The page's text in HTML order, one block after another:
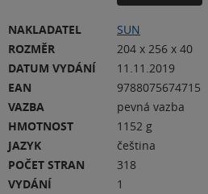
NAKLADATEL
SUN
ROZMĚR
204 x 256 x 40
DATUM VYDÁNÍ
11.11.2019
EAN
9788075674715
VAZBA
pevná vazba
HMOTNOST
1152 g
JAZYK
čeština
POČET STRAN
318
VYDÁNÍ
1